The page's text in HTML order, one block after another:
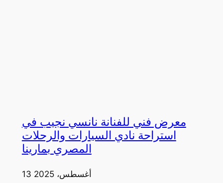
معرض فني للفنانة نانسي نجيب في
استراحة نادي السيارات والرحلات
المصري بمارينا
13 أغسطس، 2025